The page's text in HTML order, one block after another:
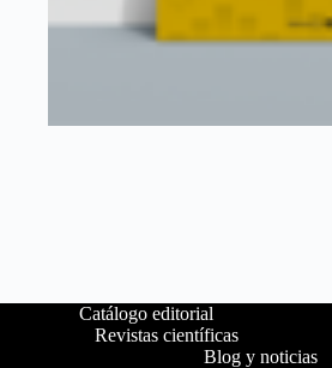
Catálogo editorial
Revistas científicas
Blog y noticias